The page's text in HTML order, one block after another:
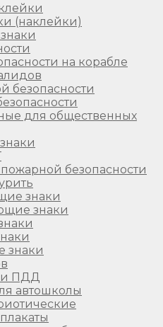
(наклейки)
на корабле
безопасности
для общественных
безопасности
знаки
знаки
знаки
и ПДД
автошколы